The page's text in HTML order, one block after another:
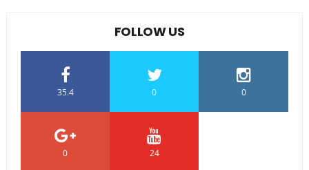
FOLLOW US
35.4 0 0
0 24